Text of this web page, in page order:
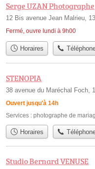
Serge UZAN Photographe
12 Bis avenue Jean Malrieu,
Fermé, ouvre lundi à 9h00
Horaires
STENOPIA
38 avenue du Maréchal Foch,
Ouvert jusqu'à 14h
Services : photographe de
Horaires
Studio Bernard VENUSE